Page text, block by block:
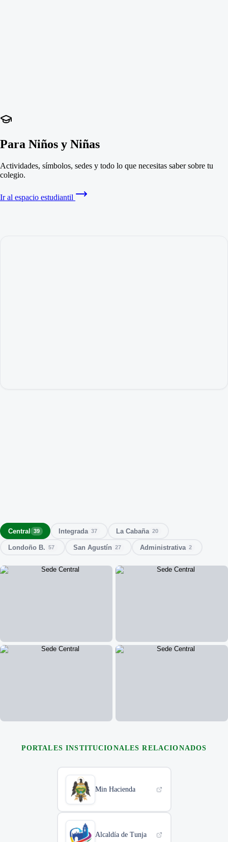
Para Niños y Niñas
Actividades, símbolos, sedes y todo lo que necesitas saber sobre tu
colegio.
Ir al espacio estudiantil
Central 39 Integrada 37 La Cabaña 20
Londoño B. 57 San Agustín 27 Administrativa 2
PORTALES INSTITUCIONALES RELACIONADOS
Min Hacienda
Alcaldía de Tunja